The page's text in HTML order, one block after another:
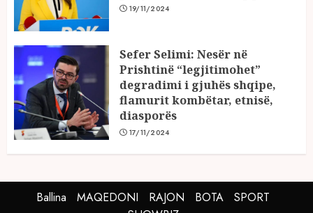
19/11/2024
Sefer Selimi: Nesër në
Prishtinë “legjitimohet”
degradimi i gjuhës shqipe,
flamurit kombëtar, etnisë,
diasporës
17/11/2024
Ballina MAQEDONI RAJON BOTA
SPORT